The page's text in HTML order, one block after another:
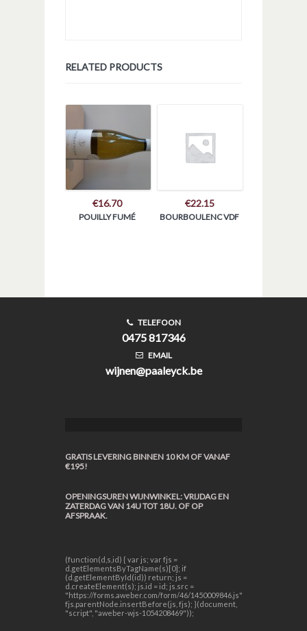
RELATED PRODUCTS
€16.70
POUILLY FUMÉ
€22.15
BOURBOULENC VDF
TELEFOON
0475 817346
EMAIL
wijnen@paaleyck.be
GRATIS LEVERING BINNEN 10 KM OF VANAF
€195!
OPENINGSUREN WIJNWINKEL: VRIJDAG EN
ZATERDAG VAN 14U TOT 18U. OF OP
AFSPRAAK.
(function(d,s,id) { var js; var fjs =
d.getElementsByTagName(s)[0]; if
(d.getElementById(id)) return; js =
d.createElement(s); js.id = id; js.src =
"https://forms.aweber.com/form/46/1450009846.js";
fjs.parentNode.insertBefore(js, fjs); }(document,
"script", "aweber-wjs-1054208469"));